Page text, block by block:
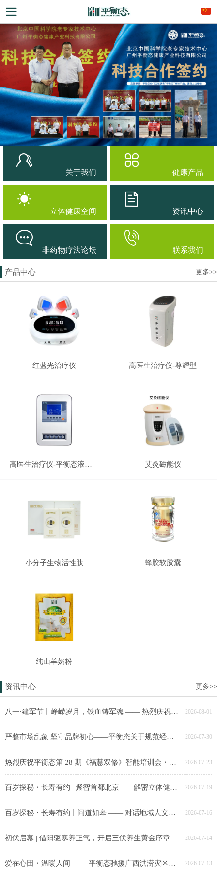
关于我们 健康产品
立体健康空间 资讯中心
非药物疗法论坛 联系我们
产品中心 更多>>
红蓝光治疗仪 高医生治疗仪-尊耀型
高医生治疗仪-平衡态液晶机 艾灸磁能仪
小分子生物活性肽 蜂胶软胶囊
纯山羊奶粉
资讯中心 更多>>
八一·建军节丨峥嵘岁月，铁血铸军魂 —— 热烈庆祝中国人民解放军建军99周年 2026-08-01
严整市场乱象 坚守品牌初心——平衡态关于规范经营渠道、严厉打击假冒侵权的郑重声明 2026-07-30
热烈庆祝平衡态第 28 期《福慧双修》智能培训会・大同站圆满成功！ 2026-07-23
百岁探秘・长寿有约 | 聚智首都北京——解密立体健康长寿科学密码研讨会圆满成功 2026-07-19
百岁探秘・长寿有约丨问道如皋 —— 对话地域人文，探寻健康长寿生活样本活动圆满成功！ 2026-07-16
初伏启幕 | 借阳驱寒养正气，开启三伏养生黄金序章 2026-07-14
爱在心田・温暖人间 —— 平衡态驰援广西洪涝灾区公益大行动圆满成功！ 2026-07-13